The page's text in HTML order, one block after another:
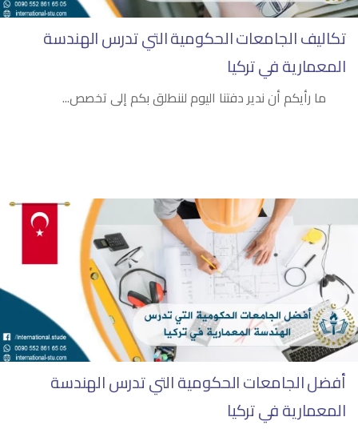
تكاليف الجامعات الحكومية التي تدرس الهندسة
المعمارية في تركيا
ما رأيكم أن ندير دفتنا اليوم لننطلق بكم إلى تخصص...
أفضل الجامعات الحكومية التي تدرس الهندسة
المعمارية في تركيا